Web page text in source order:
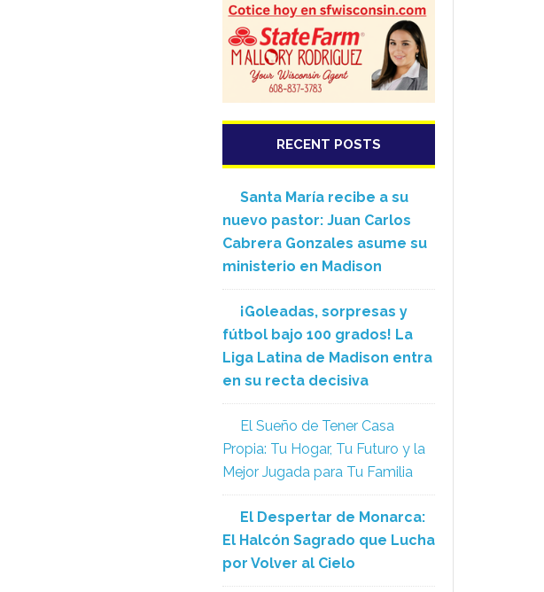
RECENT POSTS
Santa María recibe a su
nuevo pastor: Juan Carlos
Cabrera Gonzales asume su
ministerio en Madison
¡Goleadas, sorpresas y
fútbol bajo 100 grados! La
Liga Latina de Madison entra
en su recta decisiva
El Sueño de Tener Casa
Propia: Tu Hogar, Tu Futuro y la
Mejor Jugada para Tu Familia
El Despertar de Monarca:
El Halcón Sagrado que Lucha
por Volver al Cielo